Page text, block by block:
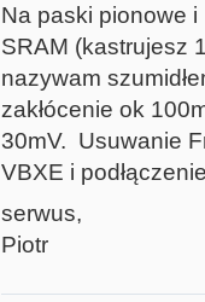
Na paski pionowe i
SRAM (kastrujesz
nazywam
zakłócenie ok
30mV. Usuwanie
VBXE i
serwus,
Piotr